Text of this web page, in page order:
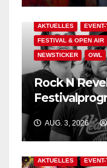
AKTUELLES
FESTIVAL & OPEN AIR
NEWSTICKER OWL
Rock N
wichtigen
AUG. 3, 2026
AKTUELLES